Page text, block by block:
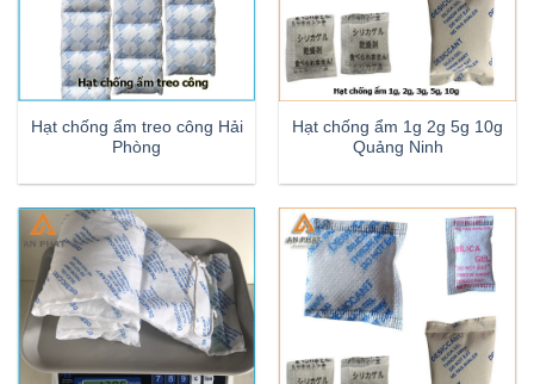
Hạt chống ẩm treo công Hải
Phòng
Hạt chống ẩm 1g 2g 5g 10g
Quảng Ninh